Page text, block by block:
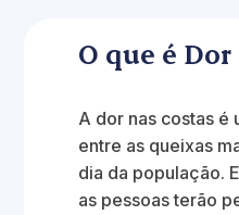
O que é
A dor nas costas é
entre as queixas
dia da população.
as pessoas terão